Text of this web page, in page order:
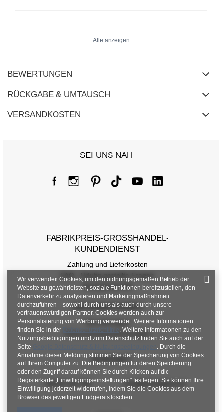
Größe one size
[G] Hüftumfang 100
[H] Innere Beinlänge 67
[J] Gesamtlänge 96
Alle anzeigen
BEWERTUNGEN
RÜCKGABE & UMTAUSCH
VERSANDKOSTEN
SEI UNS NAH
FABRIKPREIS-GROSSHANDEL-K
UNDENDIENST
Zahlung und Lieferkosten
FAQ - Häufig gestellte Fragen
Rückgabepolitik
INFORMATIONEN
Verordnungen
Datenschutzbestimmungen
KONTAKT
+48 601 547 740 hurt@factoryprice.eu
Wir verwenden Cookies, um den ordnungsgemäßen Betrieb der
Website zu gewährleisten, soziale Funktionen bereitzustellen, den
Datenverkehr zu analysieren und Marketingmaßnahmen
durchzuführen – sowohl durch uns als auch durch unsere
vertrauenswürdigen Partner. Cookies werden auch zur
Personalisierung von Werbung verwendet. Weitere Informationen
finden Sie in der
Datenschutzrichtlinie. Weitere Informationen zu den
Nutzungsbedingungen und zum Datenschutz finden Sie auch auf der
Seite
. Durch die
Annahme dieser Meldung stimmen Sie der Speicherung von Cookies
auf Ihrem Computer zu. Die Bedingungen für deren Speicherung
oder den Zugriff darauf können Sie durch Klicken auf die
Registerkarte „Einwilligungseinstellungen" festlegen. Sie können Ihre
Einwilligung jederzeit widerrufen, indem Sie die Cookies aus dem
Browser des jeweiligen Endgeräts löschen.